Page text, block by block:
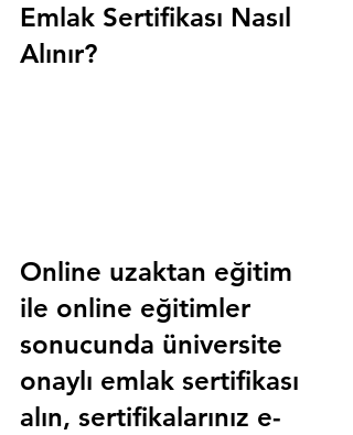
Emlak Sertifikası Nasıl
Alınır?
Online uzaktan eğitim
ile online eğitimler
sonucunda üniversite
onaylı emlak sertifikası
alın, sertifikalarınız e-